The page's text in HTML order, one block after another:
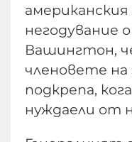
негодувание
Вашингтон,
членовете на
подкрепа,
нуждаели от